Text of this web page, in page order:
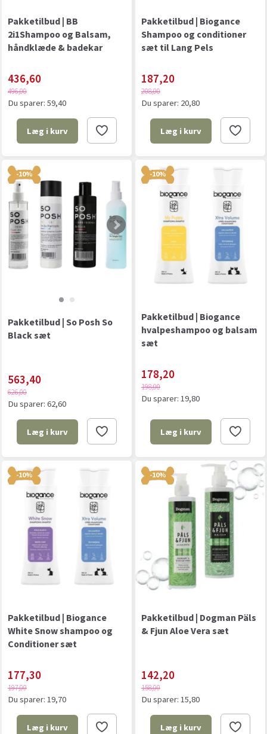
Pakketilbud | BB
2i1Shampoo og Balsam,
håndklæde & badekar
436,60
496,00
Du sparer: 59,40
Læg i kurv
Pakketilbud | Biogance
Shampoo og conditioner
sæt til Lang Pels
187,20
208,00
Du sparer: 20,80
Læg i kurv
-10%
Pakketilbud | So Posh So
Black sæt
563,40
626,00
Du sparer: 62,60
Læg i kurv
-10%
Pakketilbud | Biogance
hvalpeshampoo og balsam
sæt
178,20
198,00
Du sparer: 19,80
Læg i kurv
-10%
Pakketilbud | Biogance
White Snow shampoo og
Conditioner sæt
177,30
197,00
Du sparer: 19,70
Læg i kurv
-10%
Pakketilbud | Dogman Päls
& Fjun Aloe Vera sæt
142,20
158,00
Du sparer: 15,80
Læg i kurv